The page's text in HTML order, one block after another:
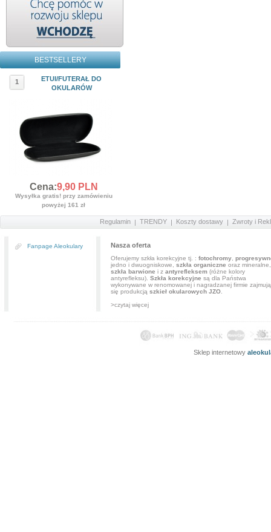
BESTSELLERY
1
ETUI/FUTERAŁ DO
OKULARÓW
Cena:9,90PLN
Wysyłka gratis! przy zamówieniu
powyżej 161 zł
Regulamin TRENDY Koszty dostawy Zwroty i
Fanpage Aleokulary Nasza oferta
Oferujemy szkła korekcyjne tj. : fotochromy
jedno i dwuogniskowe, szkła organiczne oraz mineralne,
szkła barwione i z antyrefleksem (różne kolory
antyrefleksu). Szkła korekcyjne są dla Państwa
wykonywane w renomowanej i nagradzanej firmie
się produkcją szkieł okularowych JZO
>czytaj więcej
Sklep internetowy